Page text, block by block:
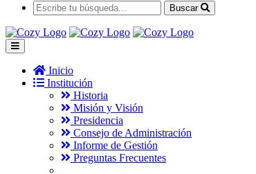
Buscar
Inicio
Institución
Historia
Misión y Visión
Presidencia
Consejo de Administración
Informe de Gestión
Preguntas Frecuentes